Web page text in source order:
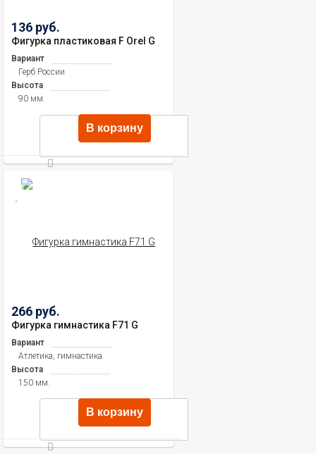
136 руб.
Фигурка пластиковая F Orel G
Вариант
Герб России
Высота
90 мм.
В корзину
266 руб.
Фигурка гимнастика F71 G
Вариант
Атлетика, гимнастика
Высота
150 мм.
В корзину